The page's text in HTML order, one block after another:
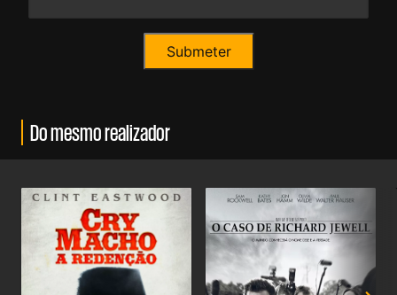
Do mesmo realizador